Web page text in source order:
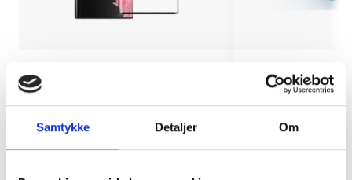
Samtykke Detaljer Om
Skærmbeskyttelse Samsung
Galaxy S22 Ultra
149 kr.
Montering (OBS.